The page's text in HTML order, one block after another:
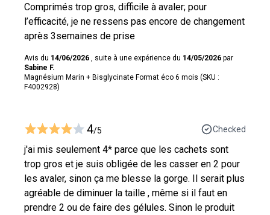
Comprimés trop gros, difficile à avaler; pour
l’efficacité, je ne ressens pas encore de changement
après 3semaines de prise
Avis du 14/06/2026 , suite à une expérience du 14/05/2026 par
Sabine F.
Magnésium Marin + Bisglycinate Format éco 6 mois (SKU :
F4002928)
4/5 Checked
j'ai mis seulement 4* parce que les cachets sont
trop gros et je suis obligée de les casser en 2 pour
les avaler, sinon ça me blesse la gorge. Il serait plus
agréable de diminuer la taille , même si il faut en
prendre 2 ou de faire des gélules. Sinon le produit